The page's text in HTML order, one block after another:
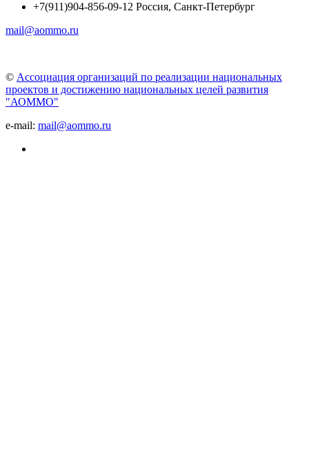
+7(911)904-856-09-12 Россия, Санкт-Петербург
mail@aommo.ru
© Ассоциация организаций по реализации национальных
проектов и достижению национальных целей развития
"АОММО"
e-mail: mail@aommo.ru